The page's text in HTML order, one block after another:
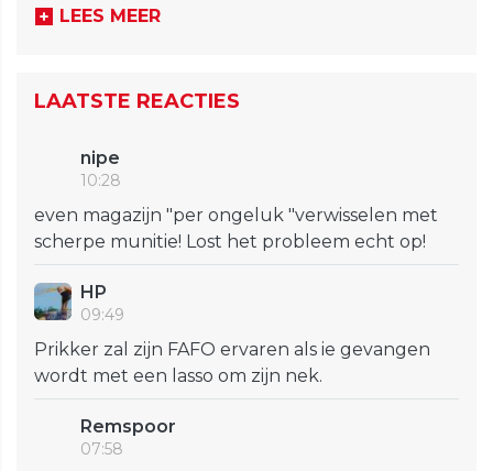
LEES MEER
LAATSTE REACTIES
nipe
10:28
even magazijn "per ongeluk "verwisselen met
scherpe munitie! Lost het probleem echt op!
HP
09:49
Prikker zal zijn FAFO ervaren als ie gevangen
wordt met een lasso om zijn nek.
Remspoor
07:58